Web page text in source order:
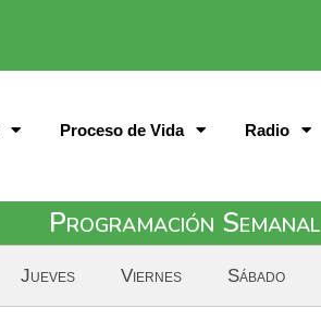
Proceso de Vida Radio
Programación Semanal
Jueves Viernes Sábado